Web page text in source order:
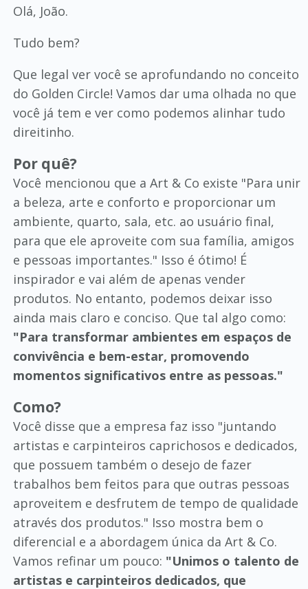
Olá, João.
Tudo bem?
Que legal ver você se aprofundando no conceito
do Golden Circle! Vamos dar uma olhada no que
você já tem e ver como podemos alinhar tudo
direitinho.
Por quê?
Você mencionou que a Art & Co existe "Para unir
a beleza, arte e conforto e proporcionar um
ambiente, quarto, sala, etc. ao usuário final,
para que ele aproveite com sua família, amigos
e pessoas importantes." Isso é ótimo! É
inspirador e vai além de apenas vender
produtos. No entanto, podemos deixar isso
ainda mais claro e conciso. Que tal algo como:
"Para transformar ambientes em espaços de
convivência e bem-estar, promovendo
momentos significativos entre as pessoas."
Como?
Você disse que a empresa faz isso "juntando
artistas e carpinteiros caprichosos e dedicados,
que possuem também o desejo de fazer
trabalhos bem feitos para que outras pessoas
aproveitem e desfrutem de tempo de qualidade
através dos produtos." Isso mostra bem o
diferencial e a abordagem única da Art & Co.
Vamos refinar um pouco: "Unimos o talento de
artistas e carpinteiros dedicados, que